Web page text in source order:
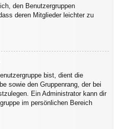
den Benutzergruppen
deren Mitglieder leichter zu
bist, dient die
sowie den Gruppenrang, der bei
Ein Administrator kann dir
im persönlichen Bereich